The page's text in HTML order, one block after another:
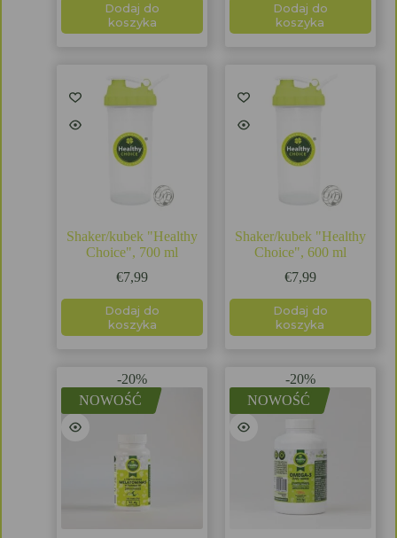
Dodaj do
koszyka
Dodaj do
koszyka
Shaker/kubek "Healthy
Choice", 700 ml
€7,99
Dodaj do
koszyka
Shaker/kubek "Healthy
Choice", 600 ml
€7,99
Dodaj do
koszyka
-20%
NOWOŚĆ
-20%
NOWOŚĆ